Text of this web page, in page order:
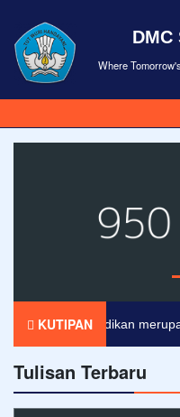
DMC
Where
KUTIPAN
Pendidikan
Tulisan Terbaru